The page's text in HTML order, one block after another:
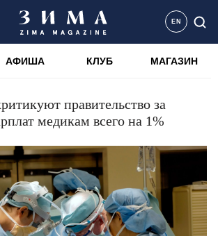
EN
АФИША КЛУБ МАГАЗИН
правительство за
медикам всего на 1%